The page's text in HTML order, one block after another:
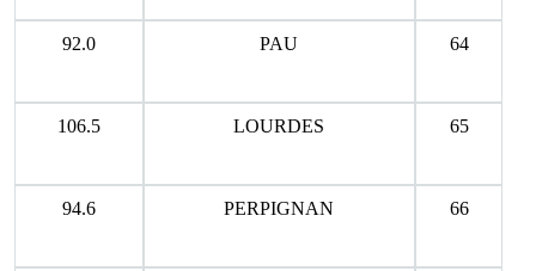
92.0 PAU 64
106.5 LOURDES 65
94.6 PERPIGNAN 66